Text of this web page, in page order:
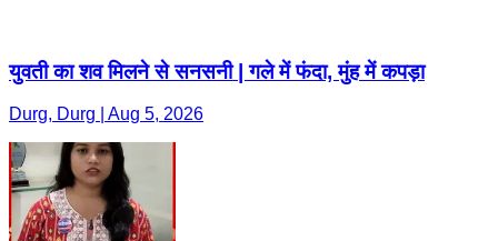
युवती का शव मिलने से सनसनी | गले में फंदा, मुंह में कपड़ा
Durg, Durg | Aug 5, 2026